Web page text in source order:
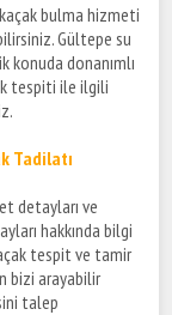
bulma hizmeti
Gültepe su
konuda donanımlı
tespiti ile ilgili
Tadilatı
detayları ve
hakkında bilgi
tespit ve tamir
bizi arayabilir
talep